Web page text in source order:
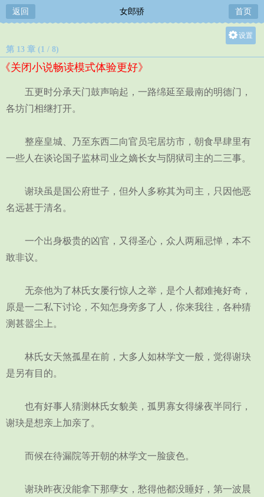
返回 女郎骄 首页
设置
中
第 13 章 (1 / 8)
《关闭小说畅读模式体验更好》
五更时分承天门鼓声响起，一路绵延至最南的明德门，
各坊门相继打开。
整座皇城、乃至东西二向官员宅居坊市，朝食早肆里有
一些人在谈论国子监林司业之嫡长女与阴狱司主的二三事。
谢玦虽是国公府世子，但外人多称其为司主，只因他恶
名远甚于清名。
一个出身极贵的凶官，又得圣心，众人两厢忌惮，本不
敢非议。
无奈他为了林氏女屡行惊人之举，是个人都难掩好奇，
原是一二私下讨论，不知怎身旁多了人，你来我往，各种猜
测甚嚣尘上。
林氏女天煞孤星在前，大多人如林学文一般，觉得谢玦
是另有目的。
也有好事人猜测林氏女貌美，孤男寡女得缘夜半同行，
谢玦是想亲上加亲了。
而候在待漏院等开朝的林学文一脸疲色。
谢玦昨夜没能拿下那孽女，愁得他都没睡好，第一波晨